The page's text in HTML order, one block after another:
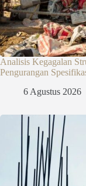
Analisis Kegagalan
Pengurangan
6 Agustus 2026